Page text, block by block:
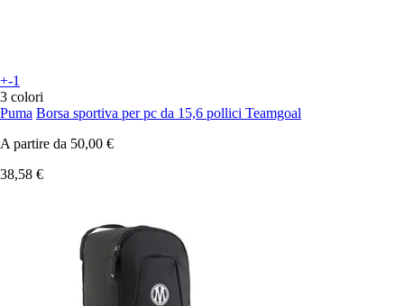
+-1
3 colori
Puma Borsa sportiva per pc da 15,6 pollici Teamgoal
A partire da 50,00 €
38,58 €